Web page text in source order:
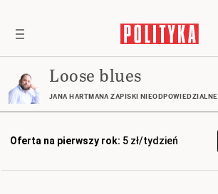
Loose blues
JANA HARTMANA ZAPISKI NIEODPOWIEDZIALNE
Oferta na pierwszy rok: 5 zł/tydzień